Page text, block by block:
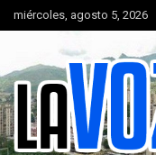
Saltar
al
miércoles, agosto 5, 2026